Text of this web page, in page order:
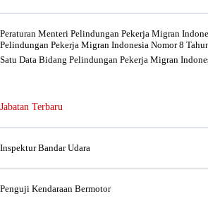
Peraturan Menteri Pelindungan Pekerja Migran
Pelindungan Pekerja Migran Indonesia Nomor 8
Satu Data Bidang Pelindungan Pekerja Migran
Jabatan Terbaru
Inspektur Bandar Udara
Penguji Kendaraan Bermotor